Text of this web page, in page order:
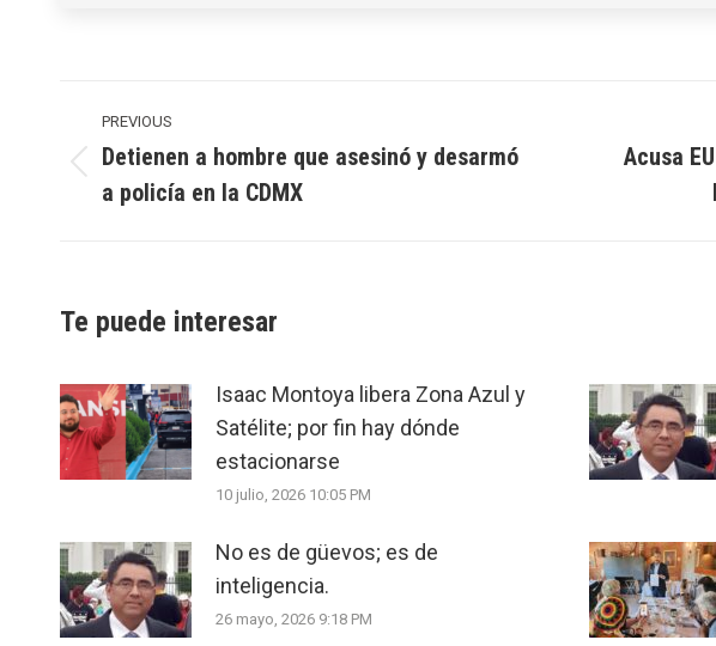
navigation
PREVIOUS
post:
Detienen a hombre que asesinó y desarmó
a policía en la CDMX
Acusa
Te puede interesar
Isaac Montoya libera Zona Azul y
Satélite; por fin hay dónde
estacionarse
10 julio, 2026 10:05 PM
No es de güevos; es de
inteligencia.
26 mayo, 2026 9:18 PM